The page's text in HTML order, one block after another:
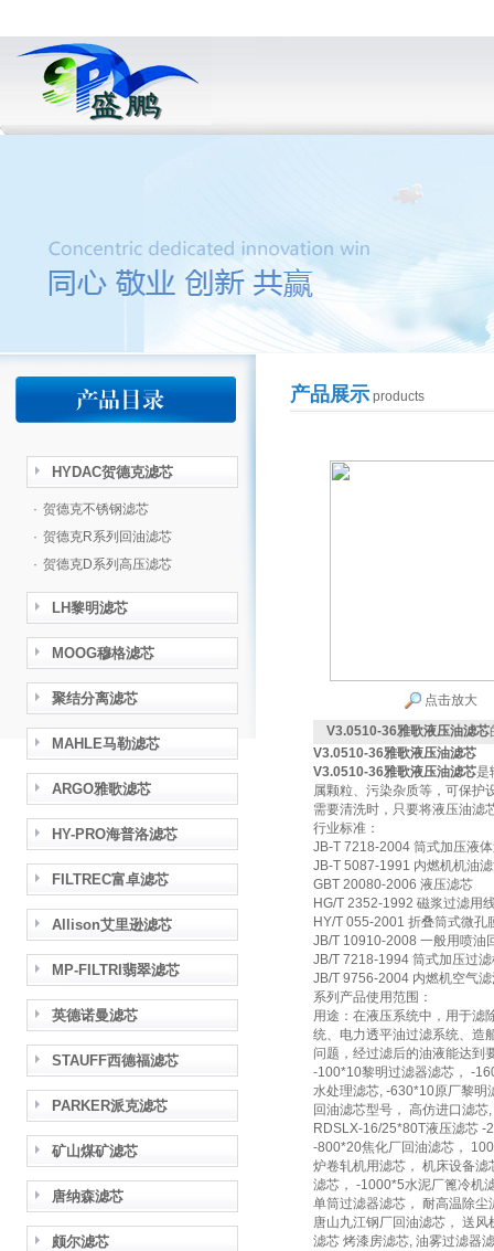
HYDAC贺德克滤芯
· 贺德克不锈钢滤芯
· 贺德克R系列回油滤芯
· 贺德克D系列高压滤芯
LH黎明滤芯
MOOG穆格滤芯
聚结分离滤芯
MAHLE马勒滤芯
ARGO雅歌滤芯
HY-PRO海普洛滤芯
FILTREC富卓滤芯
Allison艾里逊滤芯
MP-FILTRI翡翠滤芯
英德诺曼滤芯
STAUFF西德福滤芯
PARKER派克滤芯
矿山煤矿滤芯
唐纳森滤芯
颇尔滤芯
产品展示products
点击放大
V3.0510-36雅歌液压油滤芯
V3.0510-36雅歌液压油滤芯
V3.0510-36雅歌液压油滤芯是
属颗粒、污染杂质等，可保护
需要清洗时，只要将液压油滤
行业标准：
JB-T 7218-2004 筒式加压液
JB-T 5087-1991 内燃机机油
GBT 20080-2006 液压滤芯
HG/T 2352-1992 磁浆过滤用
HY/T 055-2001 折叠筒式微孔
JB/T 10910-2008 一般用喷油
JB/T 7218-1994 筒式加压过
JB/T 9756-2004 内燃机空气
系列产品使用范围：
用途：在液压系统中，用于滤
统、电力透平油过滤系统、造
问题，经过滤后的油液能达到
-100*10黎明过滤器滤芯， -
水处理滤芯, -630*10原厂黎
回油滤芯型号， 高仿进口滤
RDSLX-16/25*80T液压滤芯 -
-800*20焦化厂回油滤芯，
炉卷轧机用滤芯， 机床设备
滤芯， -1000*5水泥厂篦冷机
单筒过滤器滤芯， 耐高温除
唐山九江钢厂回油滤芯， 送
滤芯 烤漆房滤芯, 油雾过滤器